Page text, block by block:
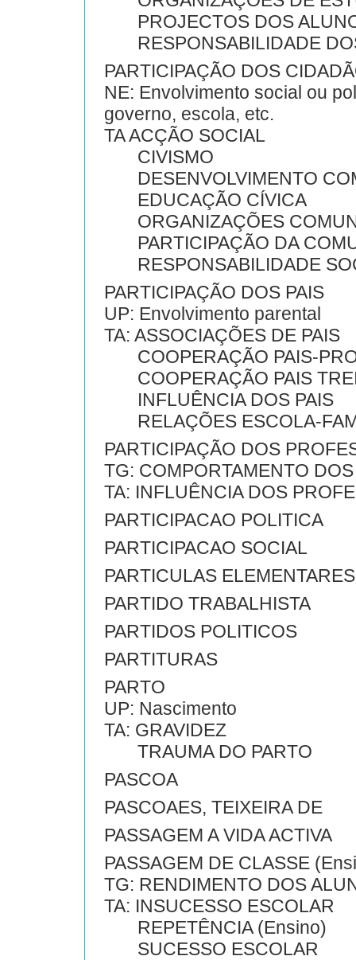
PROJECTOS DOS
RESPONSABILIDADE
PARTICIPAÇÃO DOS
NE: Envolvimento social ou
governo, escola, etc.
TA ACÇÃO SOCIAL
CIVISMO
DESENVOLVIMENTO
EDUCAÇÃO CÍVICA
ORGANIZAÇÕES
PARTICIPAÇÃO DA
RESPONSABILIDADE
PARTICIPAÇÃO DOS PAIS
UP: Envolvimento parental
TA: ASSOCIAÇÕES DE PAIS
COOPERAÇÃO PAIS-
COOPERAÇÃO PAIS
INFLUÊNCIA DOS PAIS
RELAÇÕES ESCOLA-
PARTICIPAÇÃO DOS
TG: COMPORTAMENTO
TA: INFLUÊNCIA DOS
PARTICIPACAO POLITICA
PARTICIPACAO SOCIAL
PARTICULAS ELEMENTARES
PARTIDO TRABALHISTA
PARTIDOS POLITICOS
PARTITURAS
PARTO
UP: Nascimento
TA: GRAVIDEZ
TRAUMA DO PARTO
PASCOA
PASCOAES, TEIXEIRA DE
PASSAGEM A VIDA ACTIVA
PASSAGEM DE CLASSE
TG: RENDIMENTO DOS
TA: INSUCESSO ESCOLAR
REPETÊNCIA (Ensino)
SUCESSO ESCOLAR